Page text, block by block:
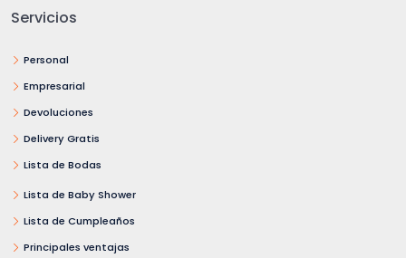
Servicios
Personal
Empresarial
Devoluciones
Delivery Gratis
Lista de Bodas
Lista de Baby Shower
Lista de Cumpleaños
Principales ventajas